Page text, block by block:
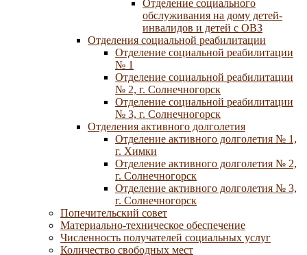
Отделение социального
обслуживания на дому детей-
инвалидов и детей с ОВЗ
Отделения социальной реабилитации
Отделение социальной реабилитации
№ 1
Отделение социальной реабилитации
№ 2, г. Солнечногорск
Отделение социальной реабилитации
№ 3, г. Солнечногорск
Отделения активного долголетия
Отделение активного долголетия № 1,
г. Химки
Отделение активного долголетия № 2,
г. Солнечногорск
Отделение активного долголетия № 3,
г. Солнечногорск
Попечительский совет
Материально-техническое обеспечение
Численность получателей социальных услуг
Количество свободных мест